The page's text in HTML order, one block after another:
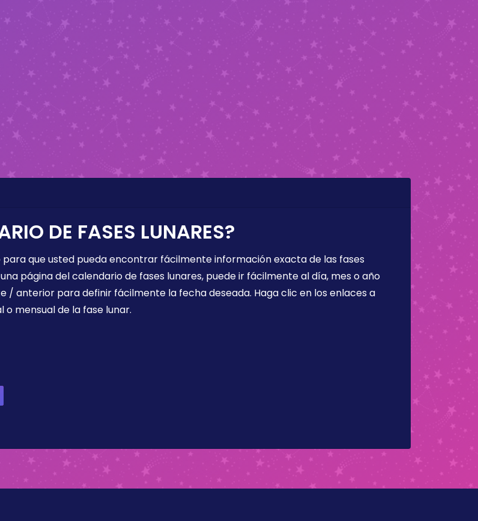
DE FASES LUNARES?
que usted pueda encontrar fácilmente información exacta de las fases
página del calendario de fases lunares, puede ir fácilmente al día, mes o año
/ anterior para definir fácilmente la fecha deseada. Haga clic en los enlaces a
mensual de la fase lunar.